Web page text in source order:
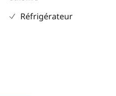
Réfrigérateur